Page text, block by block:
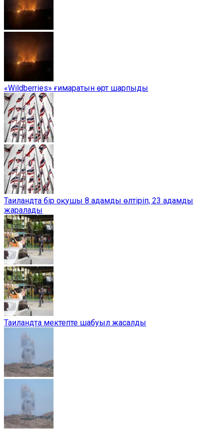
«Wildberries» ғимаратын өрт шарпыды
Таиландта бір оқушы 8 адамды өлтіріп, 23 адамды
жаралады
Таиландта мектепте шабуыл жасалды